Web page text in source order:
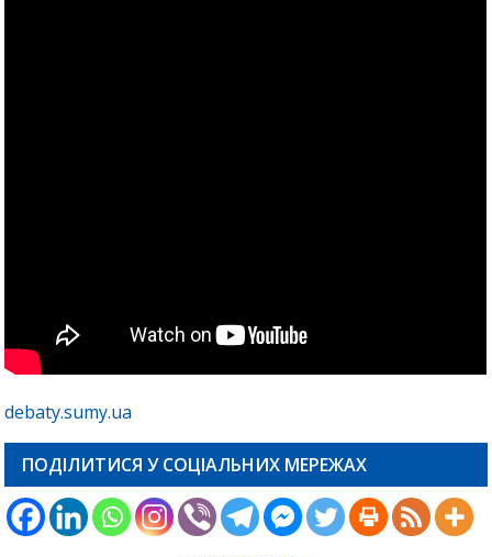
debaty.sumy.ua
ПОДІЛИТИСЯ У СОЦІАЛЬНИХ МЕРЕЖАХ